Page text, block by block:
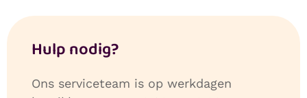
Hulp nodig?
Ons serviceteam is op werkdagen